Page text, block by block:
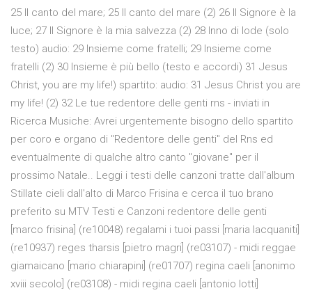
25 Il canto del mare; 25 Il canto del mare (2) 26 Il Signore è la
luce; 27 Il Signore è la mia salvezza (2) 28 Inno di lode (solo
testo) audio: 29 Insieme come fratelli; 29 Insieme come
fratelli (2) 30 Insieme è più bello (testo e accordi) 31 Jesus
Christ, you are my life!) spartito: audio: 31 Jesus Christ you are
my life! (2) 32 Le tue redentore delle genti rns - inviati in
Ricerca Musiche: Avrei urgentemente bisogno dello spartito
per coro e organo di "Redentore delle genti" del Rns ed
eventualmente di qualche altro canto "giovane" per il
prossimo Natale.. Leggi i testi delle canzoni tratte dall'album
Stillate cieli dall'alto di Marco Frisina e cerca il tuo brano
preferito su MTV Testi e Canzoni redentore delle genti
[marco frisina] (re10048) regalami i tuoi passi [maria lacquaniti]
(re10937) reges tharsis [pietro magri] (re03107) - midi reggae
giamaicano [mario chiarapini] (re01707) regina caeli [anonimo
xviii secolo] (re03108) - midi regina caeli [antonio lotti]